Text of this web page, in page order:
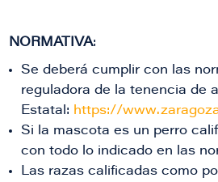
NORMATIVA:​
Se deberá cumplir con las
reguladora de la tenencia de
Estatal: https://
Si la mascota es un perro
con todo lo indicado en las
Las razas calificadas como